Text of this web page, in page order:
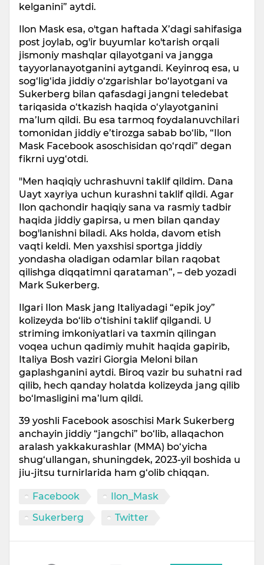
kelganini” aytdi.
Ilon Mask esa, o'tgan haftada X’dagi sahifasiga
post joylab, og'ir buyumlar ko'tarish orqali
jismoniy mashqlar qilayotgani va jangga
tayyorlanayotganini aytgandi. Keyinroq esa, u
sog‘lig‘ida jiddiy o‘zgarishlar bo‘layotgani va
Sukerberg bilan qafasdagi jangni teledebat
tariqasida o‘tkazish haqida o‘ylayotganini
ma’lum qildi. Bu esa tarmoq foydalanuvchilari
tomonidan jiddiy e’tirozga sabab bo‘lib, “Ilon
Mask Facebook asoschisidan qo‘rqdi” degan
fikrni uyg‘otdi.
"Men haqiqiy uchrashuvni taklif qildim. Dana
Uayt xayriya uchun kurashni taklif qildi. Agar
Ilon qachondir haqiqiy sana va rasmiy tadbir
haqida jiddiy gapirsa, u men bilan qanday
bog'lanishni biladi. Aks holda, davom etish
vaqti keldi. Men yaxshisi sportga jiddiy
yondasha oladigan odamlar bilan raqobat
qilishga diqqatimni qarataman”, – deb yozadi
Mark Sukerberg.
Ilgari Ilon Mask jang Italiyadagi “epik joy”
kolizeyda bo‘lib o‘tishini taklif qilgandi. U
striming imkoniyatlari va taxmin qilingan
voqea uchun qadimiy muhit haqida gapirib,
Italiya Bosh vaziri Giorgia Meloni bilan
gaplashganini aytdi. Biroq vazir bu suhatni rad
qilib, hech qanday holatda kolizeyda jang qilib
bo‘lmasligini ma’lum qildi.
39 yoshli Facebook asoschisi Mark Sukerberg
anchayin jiddiy “jangchi” bo‘lib, allaqachon
aralash yakkakurashlar (MMA) bo‘yicha
shug‘ullangan, shuningdek, 2023-yil boshida u
jiu-jitsu turnirlarida ham g‘olib chiqqan.
Facebook
Ilon_Mask
Sukerberg
Twitter